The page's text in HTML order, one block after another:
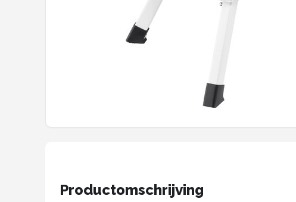
KOEL
Productomschrijving